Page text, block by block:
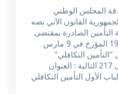
المجلس الوطني
القانون الآتي نصه
التأمين الصادرة بمقتضى
القانون عدد 24 لسنة 1992 المؤرخ في 9 مارس
"التأمين التكافلي"
ويتضمن الفصول 201 إلى 217 التالية : العنوان
الأول التأمين التكافلي